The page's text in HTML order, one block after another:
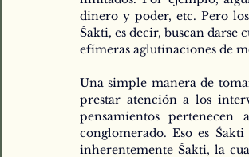
dinero y poder, etc. Pero
Śakti, es decir, buscan darse
efímeras aglutinaciones de
Una simple manera de
prestar atención a los
pensamientos
conglomerado. Eso es
inherentemente Śakti, la